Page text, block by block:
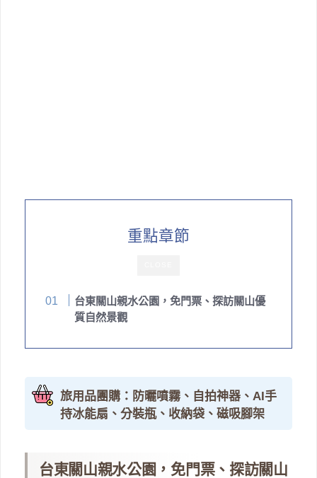
重點章節
台東關山親水公園，免門票、探訪關山優
質自然景觀
旅用品團購：防曬噴霧、自拍神器、AI手
持冰能扇、分裝瓶、收納袋、磁吸腳架
台東關山親水公園，免門票、探訪關山